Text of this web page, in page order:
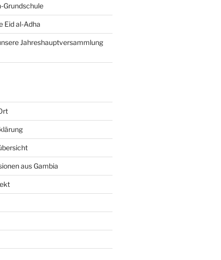
Grundschule
Eid al-Adha
Jahreshauptversammlung
aus Gambia